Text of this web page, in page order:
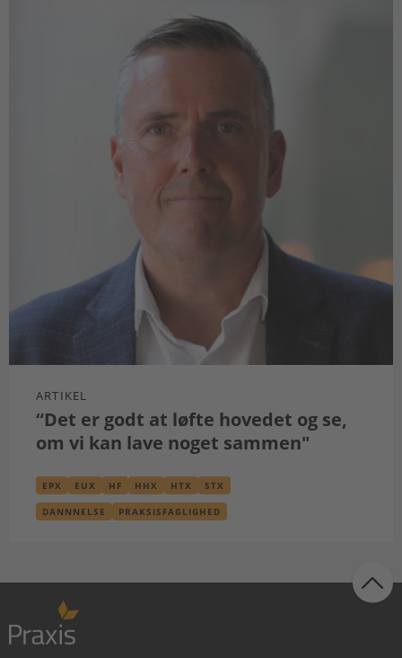
ARTIKEL
“Det er godt at løfte hovedet og se,
om vi kan lave noget sammen"
EPX EUX HF HHX HTX STX
DANNNELSE PRAKSISFAGLIGHED